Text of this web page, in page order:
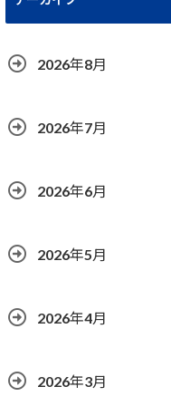
2026年8月
2026年7月
2026年6月
2026年5月
2026年4月
2026年3月